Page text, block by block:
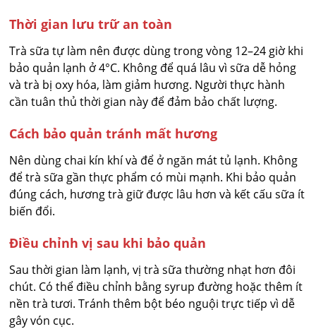
Thời gian lưu trữ an toàn
Trà sữa tự làm nên được dùng trong vòng 12–24 giờ khi
bảo quản lạnh ở 4°C. Không để quá lâu vì sữa dễ hỏng
và trà bị oxy hóa, làm giảm hương. Người thực hành
cần tuân thủ thời gian này để đảm bảo chất lượng.
Cách bảo quản tránh mất hương
Nên dùng chai kín khí và để ở ngăn mát tủ lạnh. Không
để trà sữa gần thực phẩm có mùi mạnh. Khi bảo quản
đúng cách, hương trà giữ được lâu hơn và kết cấu sữa ít
biến đổi.
Điều chỉnh vị sau khi bảo quản
Sau thời gian làm lạnh, vị trà sữa thường nhạt hơn đôi
chút. Có thể điều chỉnh bằng syrup đường hoặc thêm ít
nền trà tươi. Tránh thêm bột béo nguội trực tiếp vì dễ
gây vón cục.